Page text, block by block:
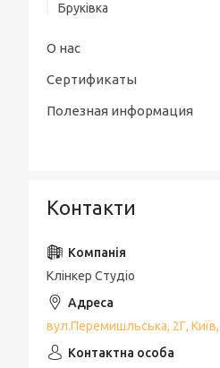
Бруківка
О нас
Сертификаты
Полезная информация
Контакти
Клінкер Студіо
вул.Перемишльська, 2Г, Київ,